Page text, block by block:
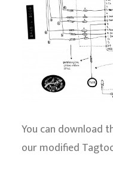
You can download
our modified